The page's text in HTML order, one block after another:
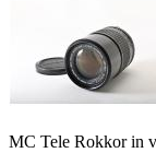
MC Tele Rokkor in